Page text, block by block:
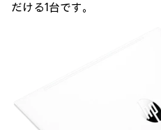
だける1台です。